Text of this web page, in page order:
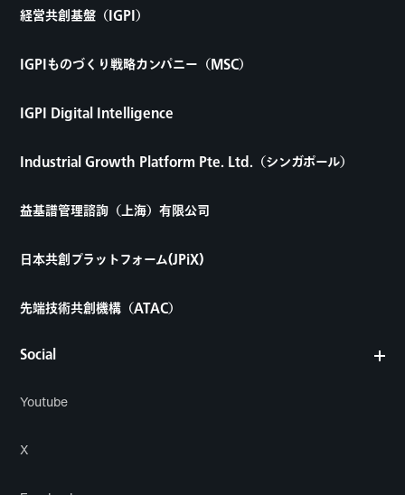
Social
Youtube
X
経営共創基盤（IGPI）
IGPIものづくり戦略カンパニー（MSC）
IGPI Digital Intelligence
Industrial Growth Platform Pte. Ltd.（シンガポール）
益基譜管理諮詢（上海）有限公司
日本共創プラットフォーム(JPiX)
先端技術共創機構（ATAC）